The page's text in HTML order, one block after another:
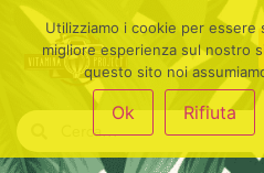
Utilizziamo i cookie per essere
migliore esperienza sul nostro
questo sito noi
Ok Rifiuta